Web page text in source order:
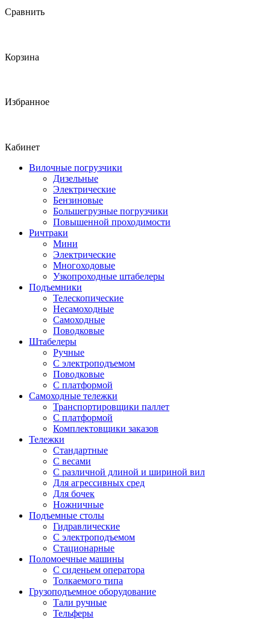
Сравнить
Корзина
Избранное
Кабинет
Вилочные погрузчики
Дизельные
Электрические
Бензиновые
Большегрузные погрузчики
Повышенной проходимости
Ричтраки
Мини
Электрические
Многоходовые
Узкопроходные штабелеры
Подъемники
Телескопические
Несамоходные
Самоходные
Поводковые
Штабелеры
Ручные
С электроподъемом
Поводковые
С платформой
Самоходные тележки
Транспортировщики паллет
С платформой
Комплектовщики заказов
Тележки
Стандартные
С весами
С различной длиной и шириной вил
Для агрессивных сред
Для бочек
Ножничные
Подъемные столы
Гидравлические
С электроподъемом
Стационарные
Поломоечные машины
С сиденьем оператора
Толкаемого типа
Грузоподъемное оборудование
Тали ручные
Тельферы